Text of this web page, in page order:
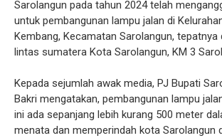
Sarolangun pada tahun 2024 telah
untuk pembangunan lampu jalan di
Kembang, Kecamatan Sarolangun, tepatnya
lintas sumatera Kota Sarolangun, KM 3
Kepada sejumlah awak media, PJ Bupati
Bakri mengatakan, pembangunan lampu
ini ada sepanjang lebih kurang 500 meter
menata dan memperindah kota Sarolangun